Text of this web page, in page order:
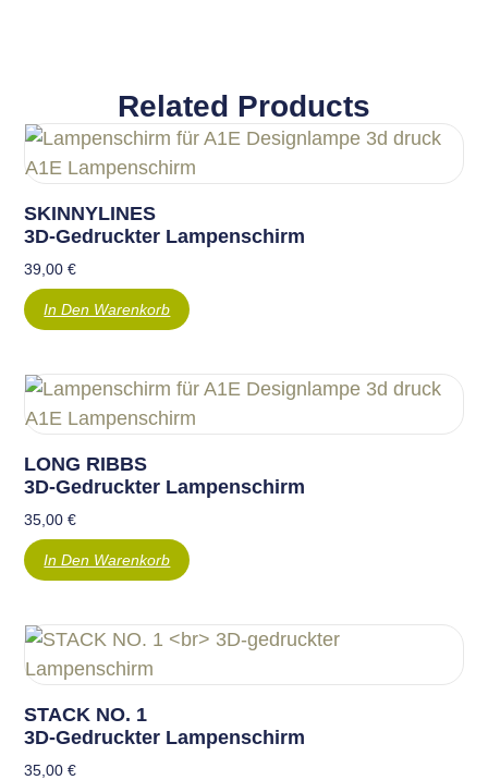
Related Products
SKINNYLINES
3D-Gedruckter Lampenschirm
39,00€
In Den Warenkorb
LONG RIBBS
3D-Gedruckter Lampenschirm
35,00€
In Den Warenkorb
STACK NO. 1
3D-Gedruckter Lampenschirm
35,00€